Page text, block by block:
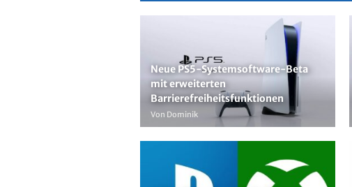
Neue PS5-Systemsoftware-Beta
mit erweiterten
Barrierefreiheitsfunktionen
Von Dominik